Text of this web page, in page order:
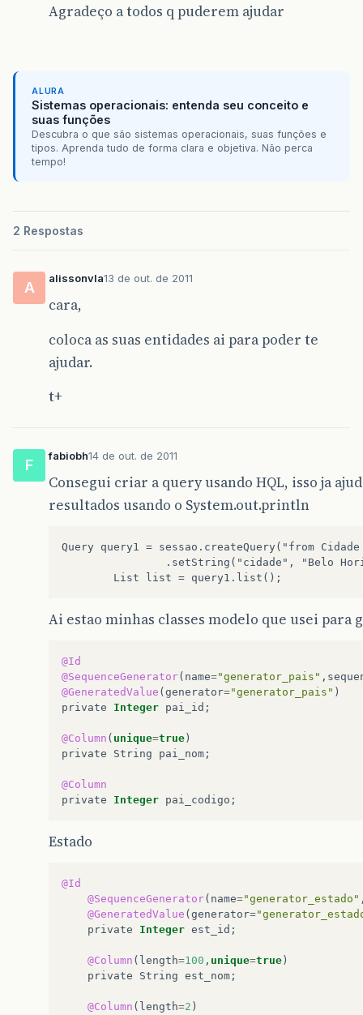
Agradeço a todos q puderem ajudar
ALURA
Sistemas operacionais: entenda seu conceito e
suas funções
Descubra o que são sistemas operacionais, suas funções e
tipos. Aprenda tudo de forma clara e objetiva. Não perca
tempo!
2 Respostas
A
alissonvla13 de out. de 2011
cara,
coloca as suas entidades ai para poder te
ajudar.
t+
F
fabiobh14 de out. de 2011
Consegui criar a query usando HQL, isso ja
resultados usando o System.out.println
Query query1 =
.setString("cidade", "Belo
Ai estao minhas classes modelo que usei para
@Id
@SequenceGenerator( name="generator_pais" ,
@GeneratedValue ( generator="generator_pais" )
private
Integer pai_id ;
@Column ( unique=true )
private
String pai_nom ;
@Column
private
Integer pai_codigo ;
Estado
@Id
@SequenceGenerator( name="generator_estado"
@GeneratedValue ( generator=
private
Integer est_id ;
@Column ( length=100 , unique=true )
private
String est_nom ;
@Column ( length=2 )